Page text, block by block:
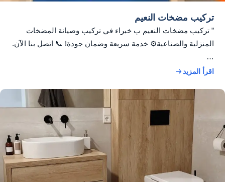
تركيب مضخات النعيم
” تركيب مضخات النعيم ب خبراء في تركيب وصيانة المضخات
المنزلية والصناعية⚙️ خدمة سريعة وضمان جودة! 📞 اتصل بنا الآن.
…
اقرأ المزيد